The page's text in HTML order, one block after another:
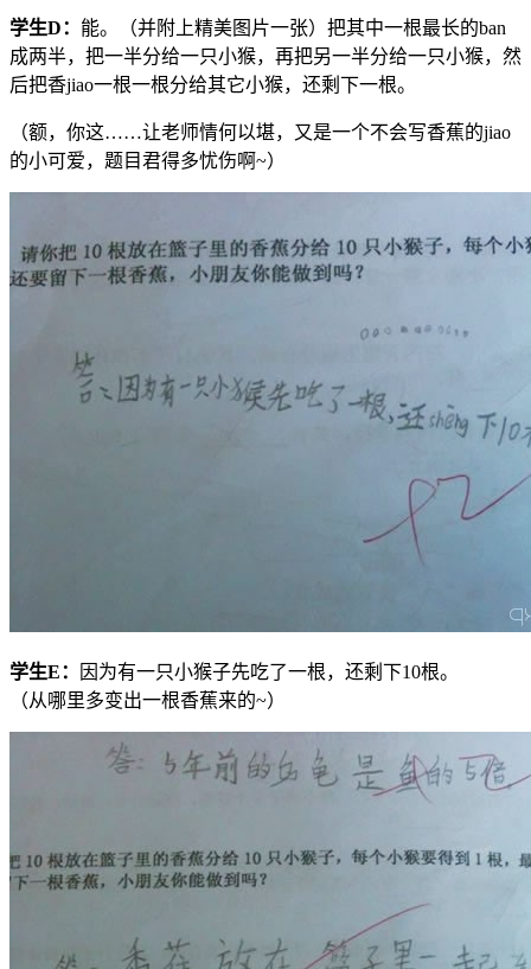
学生D： 能。（并附上精美图片一张）把其中一根最长的ban
成两半，把一半分给一只小猴，再把另一半分给一只小猴，然
后把香jiao一根一根分给其它小猴，还剩下一根。
（额，你这……让老师情何以堪，又是一个不会写香蕉的jiao
的小可爱，题目君得多忧伤啊~）
学生E：
因为有一只小猴子先吃了一根，还剩下10根。
（从哪里多变出一根香蕉来的~）